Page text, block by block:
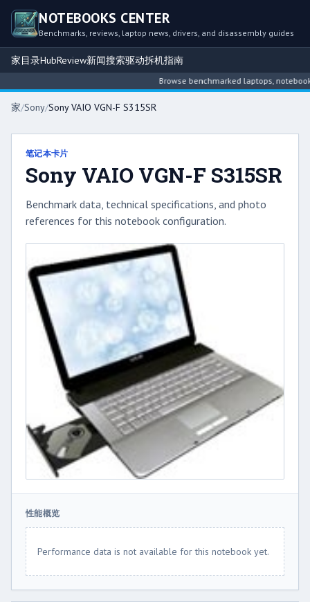
NOTEBOOKS CENTER
Benchmarks, reviews, laptop news, drivers, and disassembly guides
家目录HubReview新闻搜索驱动拆机指南
Browse benchmarked laptops,
家/Sony/Sony VAIO VGN-F S315SR
笔记本卡片
Sony VAIO VGN-F S315SR
Benchmark data, technical specifications, and photo
references for this notebook configuration.
性能概览
Performance data is not available for this notebook yet.